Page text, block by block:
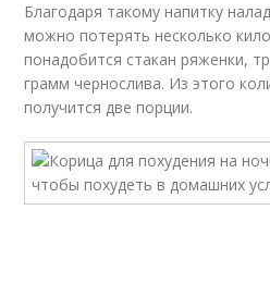
Благодаря такому напитку
можно потерять несколько
понадобится стакан ряженки,
грамм чернослива. Из этого
получится две порции.